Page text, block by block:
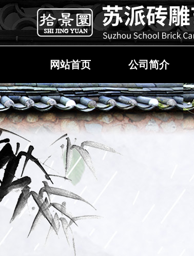
网站首页 公司简介